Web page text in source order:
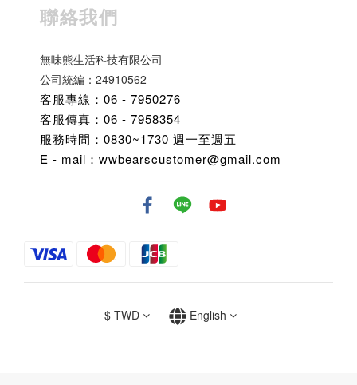
聯絡我們
無味熊生活科技有限公司
公司統編：24910562
客服專線：06 - 7950276
客服傳真：06 - 7958354
服務時間：0830~1730 週一至週五
E - mail：wwbearscustomer@gmail.com
$ TWD English